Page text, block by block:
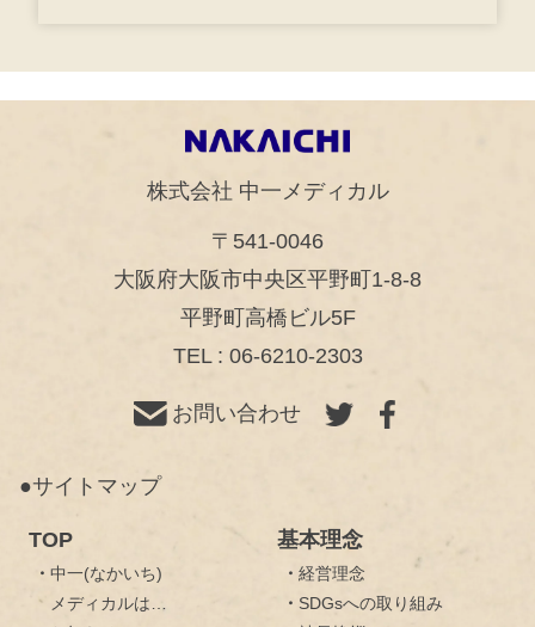
株式会社 中一メディカル
〒541-0046
大阪府大阪市中央区平野町1-8-8
平野町高橋ビル5F
TEL : 06-6210-2303
お問い合わせ
●サイトマップ
TOP
・ 中一(なかいち)
メディカルは…
基本理念
・ 経営理念
・ SDGsへの取り組み